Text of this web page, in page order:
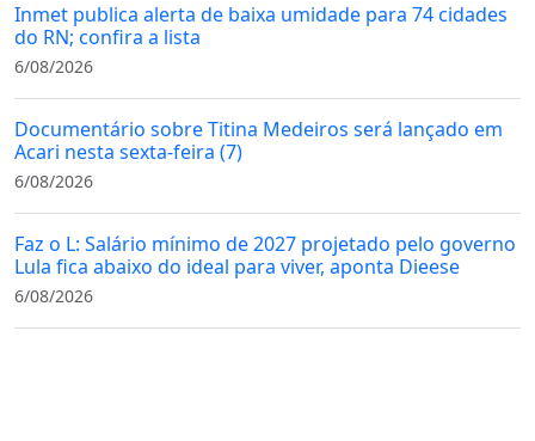
Inmet publica alerta de baixa umidade para 74 cidades
do RN; confira a lista
6/08/2026
Documentário sobre Titina Medeiros será lançado em
Acari nesta sexta-feira (7)
6/08/2026
Faz o L: Salário mínimo de 2027 projetado pelo governo
Lula fica abaixo do ideal para viver, aponta Dieese
6/08/2026